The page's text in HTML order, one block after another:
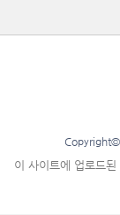
Copyright©
이 사이트에 업로드